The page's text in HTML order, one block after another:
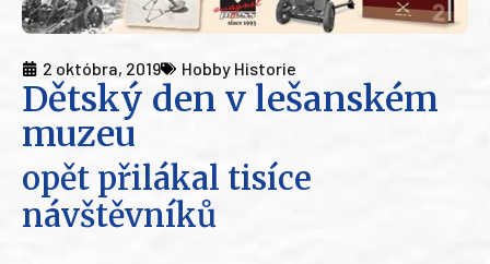
2 októbra, 2019 Hobby Historie
Dětský den v lešanském
muzeu
opět přilákal tisíce
návštěvníků